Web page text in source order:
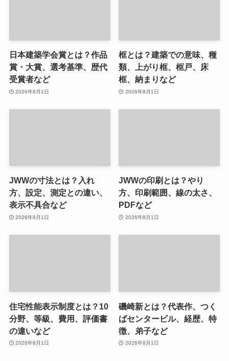
日本建築学会賞とは？作品
賞・大賞、選考基準、歴代
受賞者など
2026年8月1日
框とは？建築での意味、種
類、上がり框、框戸、床
框、納まりなど
2026年8月1日
JWWの寸法とは？入れ
方、設定、測定との違い、
表示不具合など
2026年8月1日
JWWの印刷とは？やり
方、印刷範囲、線の太さ、
PDFなど
2026年8月1日
住宅性能表示制度とは？10
分野、等級、費用、評価書
の違いなど
2026年8月1日
磯崎新とは？代表作、つく
ばセンタービル、経歴、特
徴、弟子など
2026年8月1日